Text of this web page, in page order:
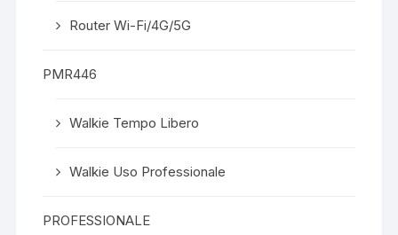
Router Wi-Fi/4G/5G
PMR446
Walkie Tempo Libero
Walkie Uso Professionale
PROFESSIONALE